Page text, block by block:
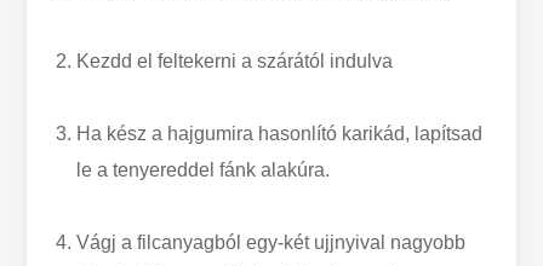
Kezdd el feltekerni a szárától indulva
Ha kész a hajgumira hasonlító karikád, lapítsad
le a tenyereddel fánk alakúra.
Vágj a filcanyagból egy-két ujjnyival nagyobb